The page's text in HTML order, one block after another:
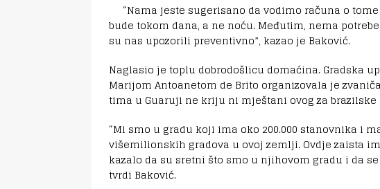
“Nama jeste sugerisano da vodimo računa o
bude tokom dana, a ne noću. Međutim, nema
su nas upozorili preventivno”, kazao je Baković.
Naglasio je toplu dobrodošlicu domaćina. Gradska
Marijom Antoanetom de Brito organizovala je
tima u Guaruji ne kriju ni mještani ovog za
“Mi smo u gradu koji ima oko 200.000 stanovnika i
višemilionskih gradova u ovoj zemlji. Ovdje zaista
kazalo da su sretni što smo u njihovom gradu i da
tvrdi Baković.